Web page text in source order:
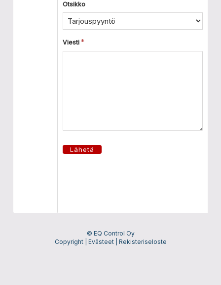
Otsikko
Viesti
© EQ Control Oy
Copyright| Evästeet| Rekisteriseloste